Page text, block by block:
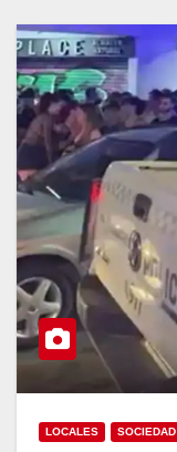
LOCALES SOCIEDAD